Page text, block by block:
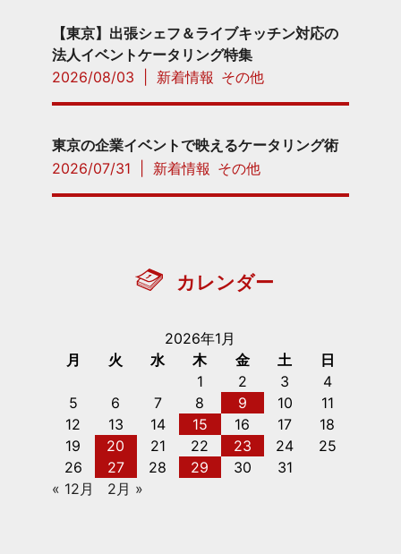
【東京】出張シェフ＆ライブキッチン対応の
法人イベントケータリング特集
2026/08/03
新着情報 その他
東京の企業イベントで映えるケータリング術
2026/07/31
新着情報 その他
カレンダー
2026年1月
月
火 水 木 金 土
日
1
2 3
4
5
6 7 8 9 10
11
12
13 14 15 16 17
18
19
20 21 22 23 24
25
26
27 28 29 30
31
« 12月
2月 »